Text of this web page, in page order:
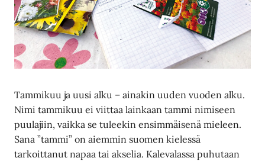
Tammikuu ja uusi alku – ainakin uuden vuoden alku.
Nimi tammikuu ei viittaa lainkaan tammi nimiseen
puulajiin, vaikka se tuleekin ensimmäisenä mieleen.
Sana ”tammi” on aiemmin suomen kielessä
tarkoittanut napaa tai akselia. Kalevalassa puhutaan